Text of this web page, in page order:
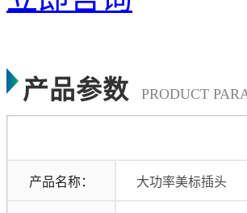
产品参数 PRODUCT
产品名称： 大功率美标插头